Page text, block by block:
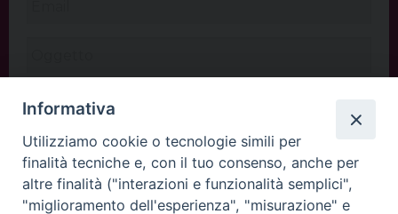
Informativa
Utilizziamo cookie o tecnologie simili per
finalità tecniche e, con il tuo consenso, anche per
altre finalità ("interazioni e funzionalità semplici",
"miglioramento dell'esperienza", "misurazione" e